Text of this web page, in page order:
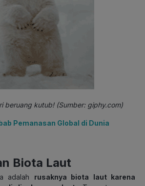
beruang kutub! (Sumber: giphy.com)
Pemanasan Global di Dunia
Biota Laut
adalah rusaknya biota laut karena